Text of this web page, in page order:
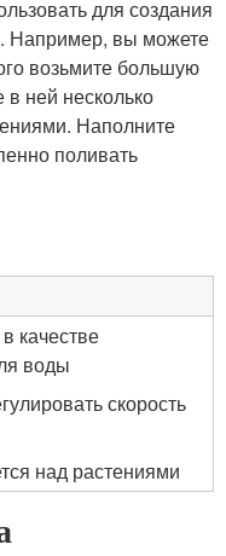
для создания
Например, вы можете
возьмите большую
в ней несколько
Наполните
поливать
качестве
воды
скорость
над растениями